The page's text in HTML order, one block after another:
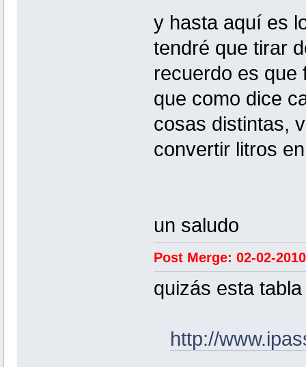
y hasta aquí es
tendré que tirar
recuerdo es que
que como dice
cosas distintas,
convertir litros
un saludo
Post Merge: 02-02-
quizás esta
http://